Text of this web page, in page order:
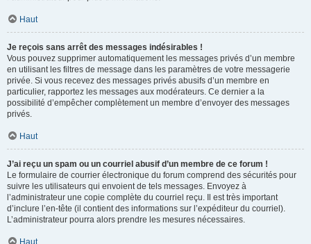
Haut
Je reçois sans arrêt des messages indésirables !
Vous pouvez supprimer automatiquement les messages privés d’un membre
en utilisant les filtres de message dans les paramètres de votre messagerie
privée. Si vous recevez des messages privés abusifs d’un membre en
particulier, rapportez les messages aux modérateurs. Ce dernier a la
possibilité d’empêcher complètement un membre d’envoyer des messages
privés.
Haut
J’ai reçu un spam ou un courriel abusif d’un membre de ce forum !
Le formulaire de courrier électronique du forum comprend des sécurités pour
suivre les utilisateurs qui envoient de tels messages. Envoyez à
l’administrateur une copie complète du courriel reçu. Il est très important
d’inclure l’en-tête (il contient des informations sur l’expéditeur du courriel).
L’administrateur pourra alors prendre les mesures nécessaires.
Haut